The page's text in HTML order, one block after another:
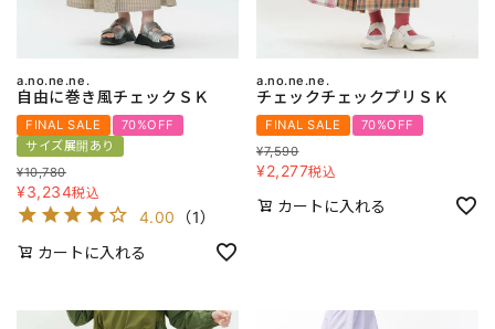
a.no.ne.ne.
自由に巻き風チェックＳＫ
FINAL SALE
70%OFF
サイズ展開あり
¥10,780
¥3,234税込
4.00 （1）
カートに入れる
a.no.ne.ne.
チェックチェックプリＳＫ
FINAL SALE
70%OFF
¥7,590
¥2,277税込
カートに入れる